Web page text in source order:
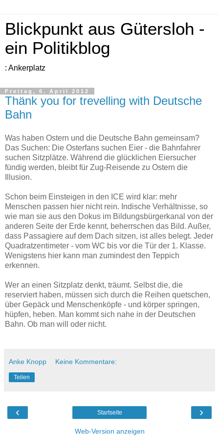
Blickpunkt aus Gütersloh -
ein Politikblog
: Ankerplatz
Freitag, 6. April 2012
Thänk you for trevelling with Deutsche
Bahn
Was haben Ostern und die Deutsche Bahn gemeinsam?
Das Suchen: Die Osterfans suchen Eier - die Bahnfahrer
suchen Sitzplätze. Während die glücklichen Eiersucher
fündig werden, bleibt für Zug-Reisende zu Ostern die
Illusion.
Schon beim Einsteigen in den ICE wird klar: mehr
Menschen passen hier nicht rein. Indische Verhältnisse, so
wie man sie aus den Dokus im Bildungsbürgerkanal von der
anderen Seite der Erde kennt, beherrschen das Bild. Außer,
dass Passagiere auf dem Dach sitzen, ist alles belegt. Jeder
Quadratzentimeter - vom WC bis vor die Tür der 1. Klasse.
Wenigstens hier kann man zumindest den Teppich
erkennen.
Wer an einen Sitzplatz denkt, träumt. Selbst die, die
reserviert haben, müssen sich durch die Reihen quetschen,
über Gepäck und Menschenköpfe - und körper springen,
hüpfen, heben. Man kommt sich nahe in der Deutschen
Bahn. Ob man will oder nicht.
Anke Knopp Keine Kommentare:
Teilen
‹ ›
Startseite
Web-Version anzeigen